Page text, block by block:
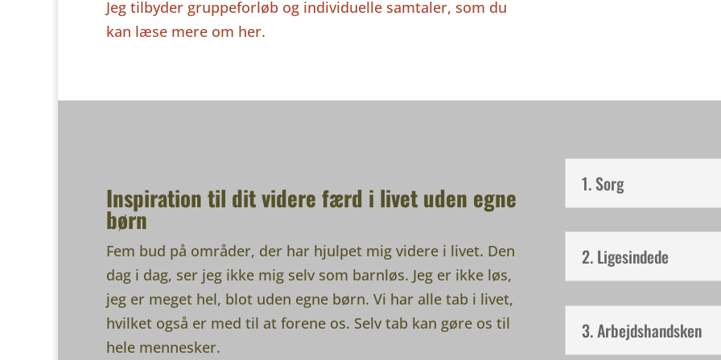
Jeg tilbyder gruppeforløb og individuelle samtaler, som du
kan læse mere om her.
Inspiration til dit videre færd i livet uden egne
børn
Fem bud på områder, der har hjulpet mig videre i livet. Den
dag i dag, ser jeg ikke mig selv som barnløs. Jeg er ikke løs,
jeg er meget hel, blot uden egne børn. Vi har alle tab i livet,
hvilket også er med til at forene os. Selv tab kan gøre os til
hele mennesker.
1. Sorg
2. Ligesindede
3. Arbejdshandsken